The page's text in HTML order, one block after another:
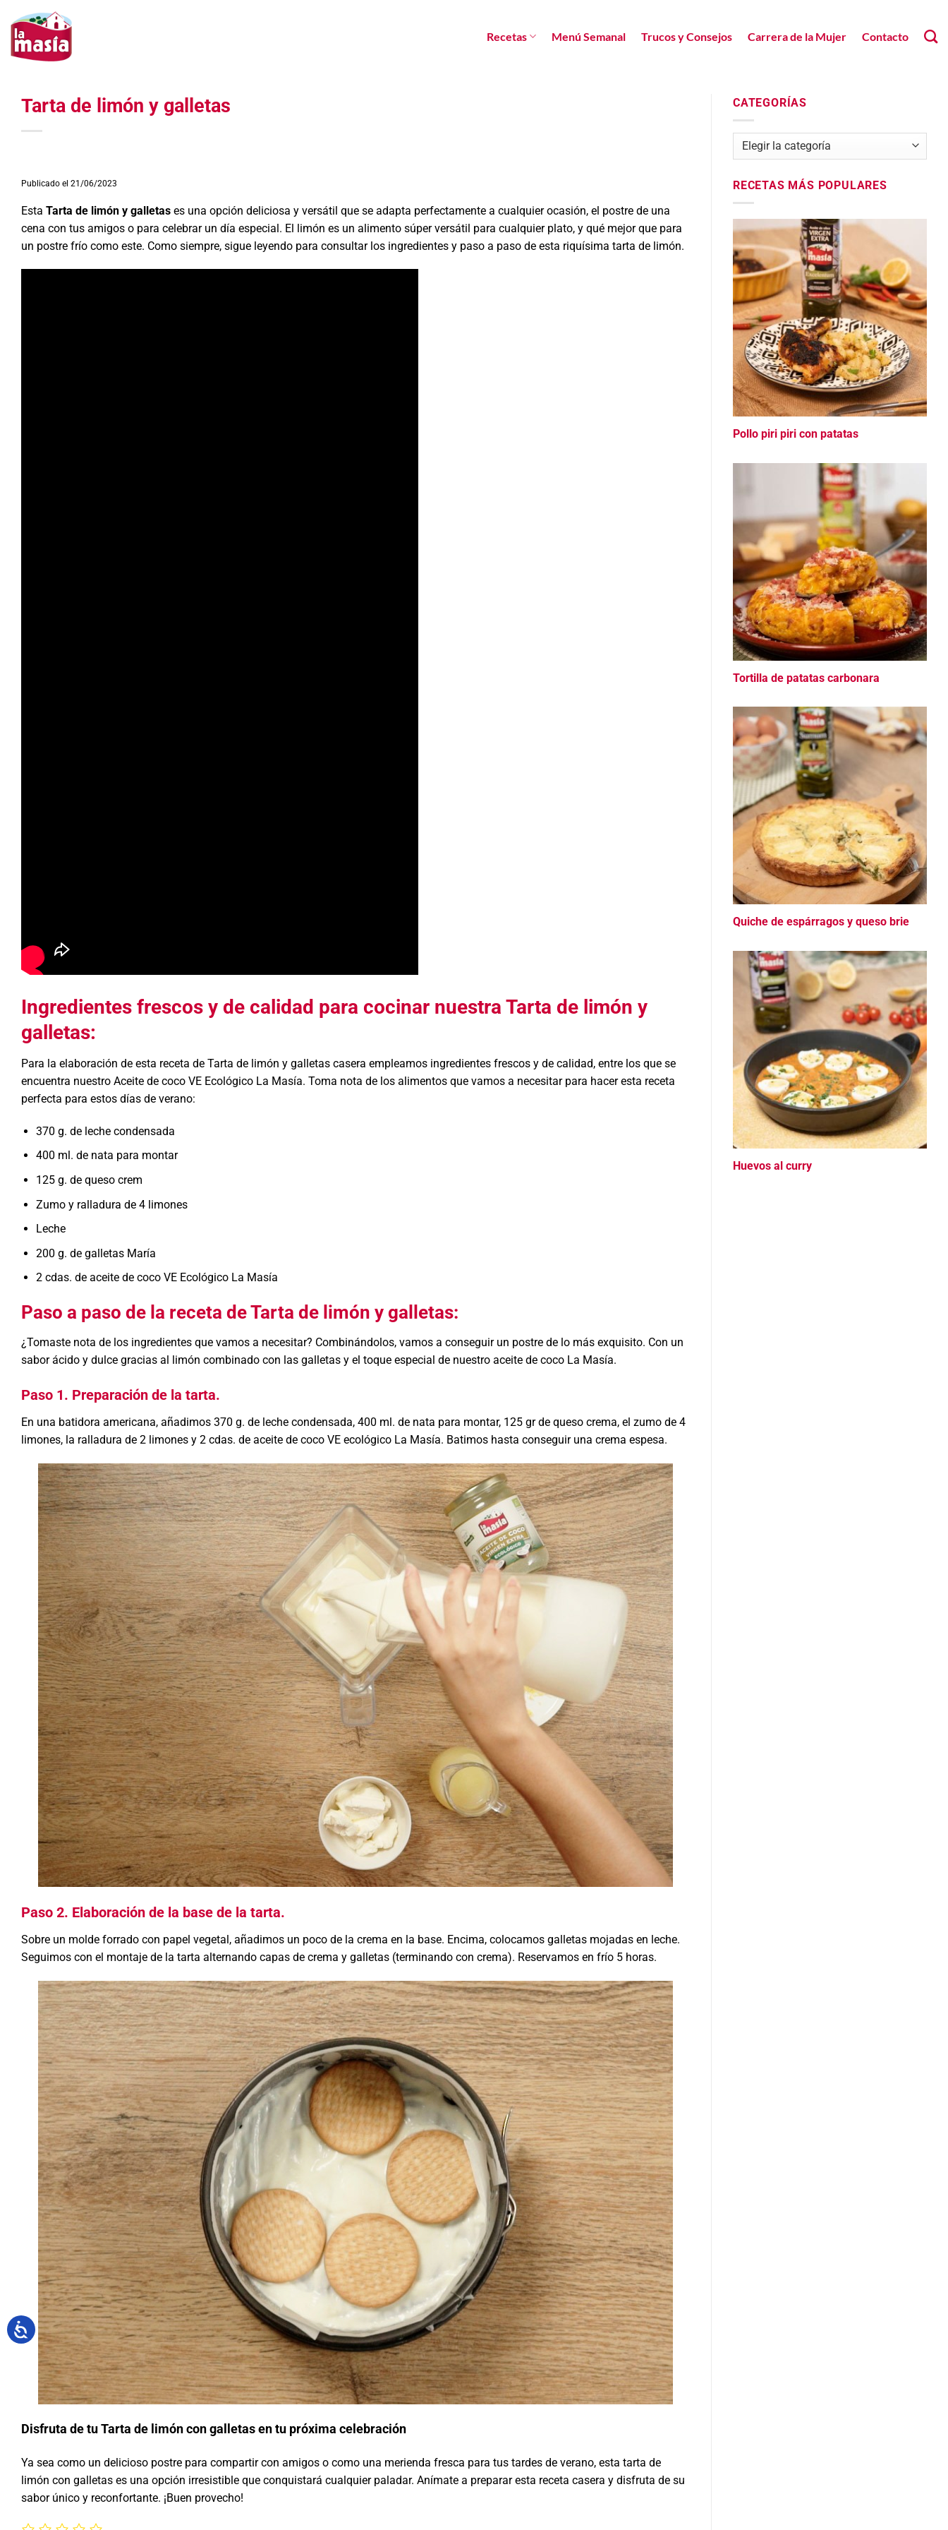
contenido
Recetas Menú Semanal Trucos y Consejos Carrera de la Mujer Contacto
Tarta de limón y galletas
Publicado el 21/06/2023
Esta Tarta de limón y galletas es una opción deliciosa y versátil que se adapta perfectamente a cualquier ocasión, el postre de una
cena con tus amigos o para celebrar un día especial. El limón es un alimento súper versátil para cualquier plato, y qué mejor que para
un postre frío como este. Como siempre, sigue leyendo para consultar los ingredientes y paso a paso de esta riquísima tarta de limón.
Ingredientes frescos y de calidad para cocinar nuestra Tarta de limón y
galletas:
Para la elaboración de esta receta de Tarta de limón y galletas casera empleamos ingredientes frescos y de calidad, entre los que se
encuentra nuestro Aceite de coco VE Ecológico La Masía. Toma nota de los alimentos que vamos a necesitar para hacer esta receta
perfecta para estos días de verano:
370 g. de leche condensada
400 ml. de nata para montar
125 g. de queso crem
Zumo y ralladura de 4 limones
Leche
200 g. de galletas María
2 cdas. de aceite de coco VE Ecológico La Masía
Paso a paso de la receta de Tarta de limón y galletas:
¿Tomaste nota de los ingredientes que vamos a necesitar? Combinándolos, vamos a conseguir un postre de lo más exquisito. Con un
sabor ácido y dulce gracias al limón combinado con las galletas y el toque especial de nuestro aceite de coco La Masía.
Paso 1. Preparación de la tarta.
En una batidora americana, añadimos 370 g. de leche condensada, 400 ml. de nata para montar, 125 gr de queso crema, el zumo de 4
limones, la ralladura de 2 limones y 2 cdas. de aceite de coco VE ecológico La Masía. Batimos hasta conseguir una crema espesa.
Paso 2. Elaboración de la base de la tarta.
Sobre un molde forrado con papel vegetal, añadimos un poco de la crema en la base. Encima, colocamos galletas mojadas en leche.
Seguimos con el montaje de la tarta alternando capas de crema y galletas (terminando con crema). Reservamos en frío 5 horas.
Disfruta de tu Tarta de limón con galletas en tu próxima celebración
Ya sea como un delicioso postre para compartir con amigos o como una merienda fresca para tus tardes de verano, esta tarta de
limón con galletas es una opción irresistible que conquistará cualquier paladar. Anímate a preparar esta receta casera y disfruta de su
sabor único y reconfortante. ¡Buen provecho!
CATEGORÍAS
Categorías
RECETAS MÁS POPULARES
Pollo piri piri con patatas
Tortilla de patatas carbonara
Quiche de espárragos y queso brie
Huevos al curry